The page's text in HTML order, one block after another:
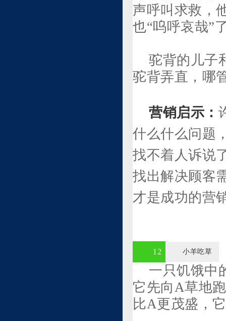
声呼叫求救，
也“呜呼哀哉”
驼背的儿子
驼背弄直，哪
营销启示：
什么什么问题
找不着人诉说
找出解决顾客
才是成功的营
12 小羊吃草
一只饥饿中
它先向A草地
比A更茂盛，